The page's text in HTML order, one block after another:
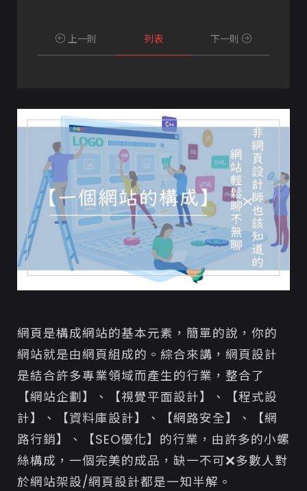
上一則 列表 下一則
網頁是構成網站的基本元素，簡單的說，你的
網站就是由網頁組成的。 綜合來講，網頁設計
是結合許多專業領域而產生的行業，整合了
【網站企劃】、【視覺平面設計】、【程式設
計】、【資料庫設計】、【網路安全】、【網
路行銷】、【SEO優化】的行業，由許多的小螺
絲構成，一個完美的成品，缺一不可❌多數人對
於網站架設/網頁設計都是一知半解。